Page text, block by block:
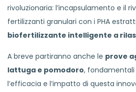
rivoluzionaria: l’incapsulamento e il
fertilizzanti granulari con i PHA
biofertilizzante intelligente a
A breve partiranno anche le prove
lattuga e pomodoro,
l’efficacia e l’impatto di questa